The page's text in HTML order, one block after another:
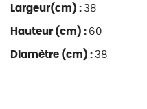
Largeur(cm) : 38
Hauteur (cm) : 60
Diamètre (cm) : 38